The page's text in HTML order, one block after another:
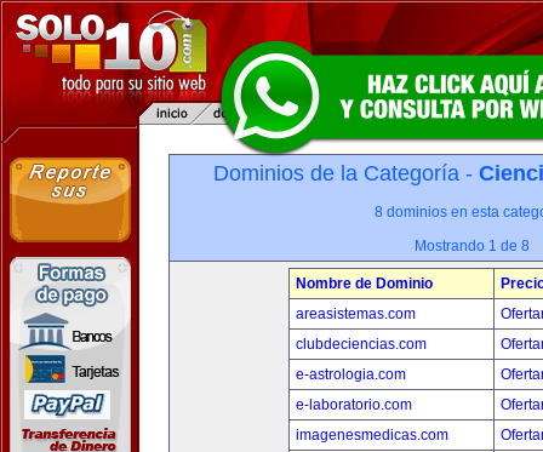
Dominios de la Categoría -
8 dominios en esta
Mostrando 1 de 8
Nombre de Dominio
areasistemas.com
clubdeciencias.com
e-astrologia.com
e-laboratorio.com
imagenesmedicas.com